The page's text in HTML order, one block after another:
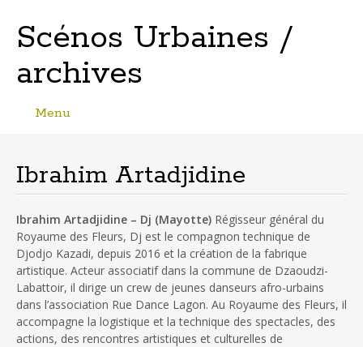
Scénos Urbaines /
archives
Menu
Ibrahim Artadjidine
Ibrahim Artadjidine – Dj (Mayotte) Régisseur général du
Royaume des Fleurs, Dj est le compagnon technique de
Djodjo Kazadi, depuis 2016 et la création de la fabrique
artistique. Acteur associatif dans la commune de Dzaoudzi-
Labattoir, il dirige un crew de jeunes danseurs afro-urbains
dans l’association Rue Dance Lagon. Au Royaume des Fleurs, il
accompagne la logistique et la technique des spectacles, des
actions, des rencontres artistiques et culturelles de